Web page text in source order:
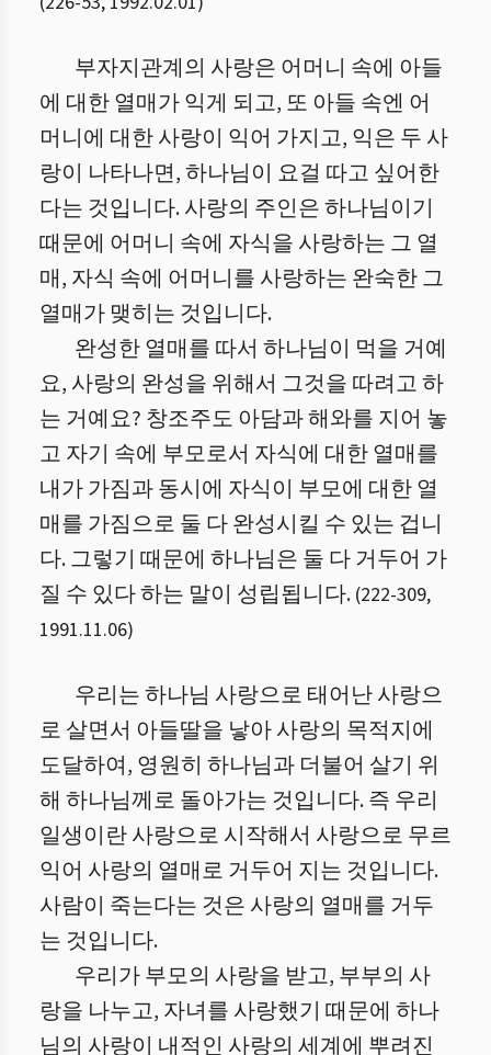
부자지관계의 사랑은 어머니 속에 아들
에 대한 열매가 익게 되고, 또 아들 속엔 어
머니에 대한 사랑이 익어 가지고, 익은 두 사
랑이 나타나면, 하나님이 요걸 따고 싶어한
다는 것입니다. 사랑의 주인은 하나님이기
때문에 어머니 속에 자식을 사랑하는 그 열
매, 자식 속에 어머니를 사랑하는 완숙한 그
열매가 맺히는 것입니다.
완성한 열매를 따서 하나님이 먹을 거예
요, 사랑의 완성을 위해서 그것을 따려고 하
는 거예요? 창조주도 아담과 해와를 지어 놓
고 자기 속에 부모로서 자식에 대한 열매를
내가 가짐과 동시에 자식이 부모에 대한 열
매를 가짐으로 둘 다 완성시킬 수 있는 겁니
다. 그렇기 때문에 하나님은 둘 다 거두어 가
질 수 있다 하는 말이 성립됩니다. (222-309,
1991.11.06)
우리는 하나님 사랑으로 태어난 사랑으
로 살면서 아들딸을 낳아 사랑의 목적지에
도달하여, 영원히 하나님과 더불어 살기 위
해 하나님께로 돌아가는 것입니다. 즉 우리
일생이란 사랑으로 시작해서 사랑으로 무르
익어 사랑의 열매로 거두어 지는 것입니다.
사람이 죽는다는 것은 사랑의 열매를 거두
는 것입니다.
우리가 부모의 사랑을 받고, 부부의 사
랑을 나누고, 자녀를 사랑했기 때문에 하나
님의 사랑이 내적인 사랑의 세계에 뿌려진